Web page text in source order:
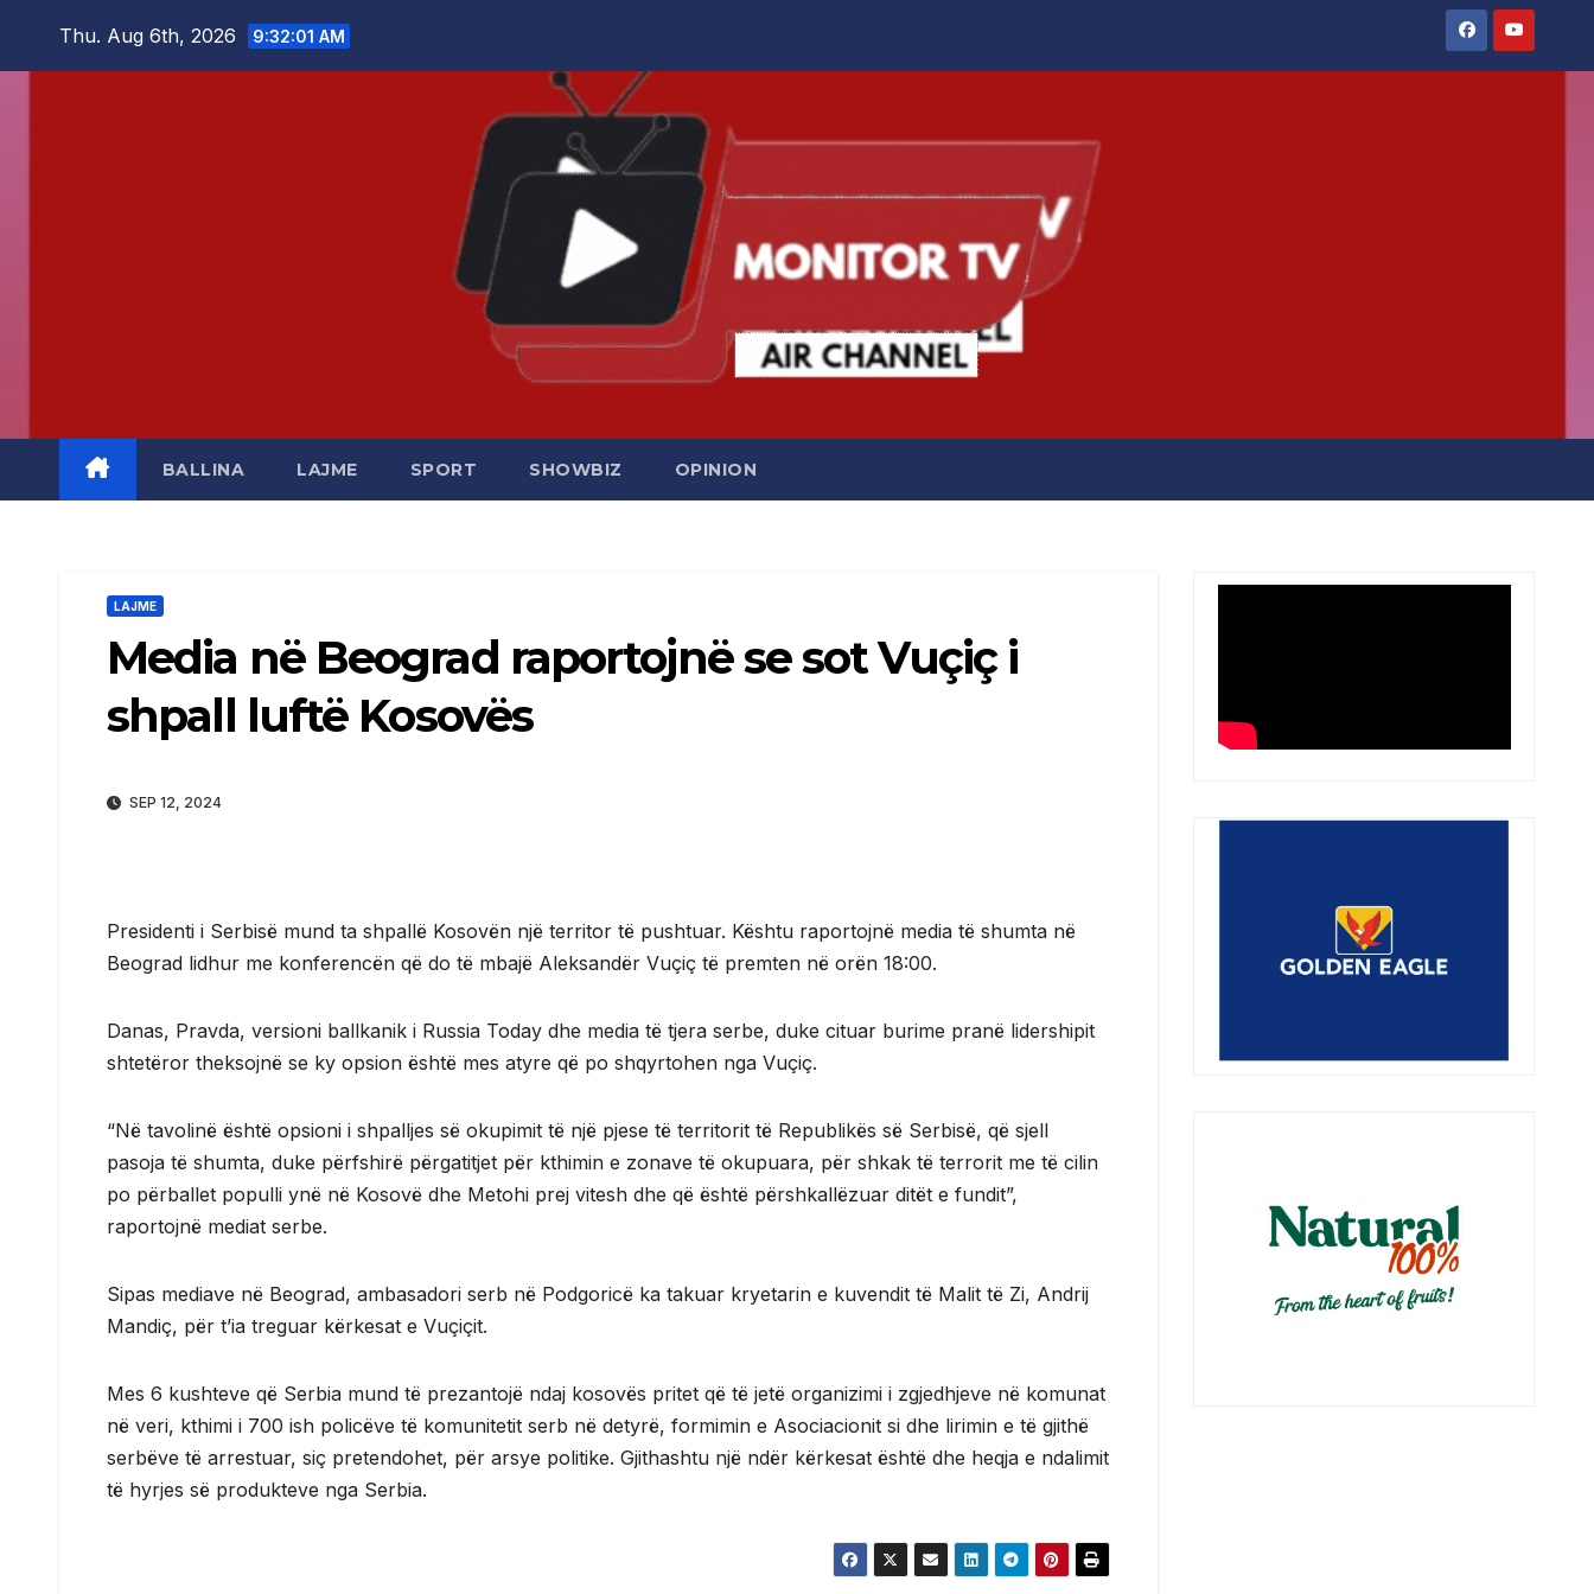
Thu. Aug 6th, 2026 9:32:02 AM
BALLINA LAJME SPORT SHOWBIZ OPINION
LAJME
Media në Beograd raportojnë se sot Vuçiç i
shpall luftë Kosovës
SEP 12, 2024
Presidenti i Serbisë mund ta shpallë Kosovën një territor të pushtuar. Kështu raportojnë media të shumta në
Beograd lidhur me konferencën që do të mbajë Aleksandër Vuçiç të premten në orën 18:00.
Danas, Pravda, versioni ballkanik i Russia Today dhe media të tjera serbe, duke cituar burime pranë lidershipit
shtetëror theksojnë se ky opsion është mes atyre që po shqyrtohen nga Vuçiç.
“Në tavolinë është opsioni i shpalljes së okupimit të një pjese të territorit të Republikës së Serbisë, që sjell
pasoja të shumta, duke përfshirë përgatitjet për kthimin e zonave të okupuara, për shkak të terrorit me të cilin
po përballet populli ynë në Kosovë dhe Metohi prej vitesh dhe që është përshkallëzuar ditët e fundit”,
raportojnë mediat serbe.
Sipas mediave në Beograd, ambasadori serb në Podgoricë ka takuar kryetarin e kuvendit të Malit të Zi, Andrij
Mandiç, për t’ia treguar kërkesat e Vuçiçit.
Mes 6 kushteve që Serbia mund të prezantojë ndaj kosovës pritet që të jetë organizimi i zgjedhjeve në komunat
në veri, kthimi i 700 ish policëve të komunitetit serb në detyrë, formimin e Asociacionit si dhe lirimin e të gjithë
serbëve të arrestuar, siç pretendohet, për arsye politike. Gjithashtu një ndër kërkesat është dhe heqja e ndalimit
të hyrjes së produkteve nga Serbia.